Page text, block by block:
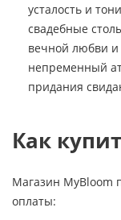
усталость и
свадебные
вечной любви и
непременный
придания
Как
Магазин MyBloom
оплаты: